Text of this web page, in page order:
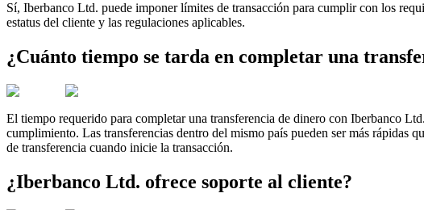
Sí, Iberbanco Ltd. puede imponer límites de transacción para cumplir con los
estatus del cliente y las regulaciones aplicables.
¿Cuánto tiempo se tarda en completar una
El tiempo requerido para completar una transferencia de dinero con Iberbanco
cumplimiento. Las transferencias dentro del mismo país pueden ser más rápidas
de transferencia cuando inicie la transacción.
¿Iberbanco Ltd. ofrece soporte al cliente?